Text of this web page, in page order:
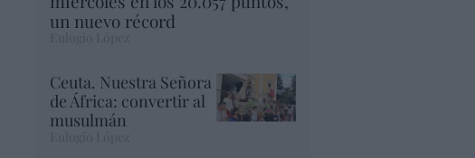
un nuevo récord
Ceuta. Nuestra Señora
de África: convertir al
musulmán